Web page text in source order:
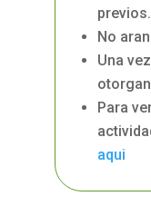
previos.
No
Una
Para
aqui